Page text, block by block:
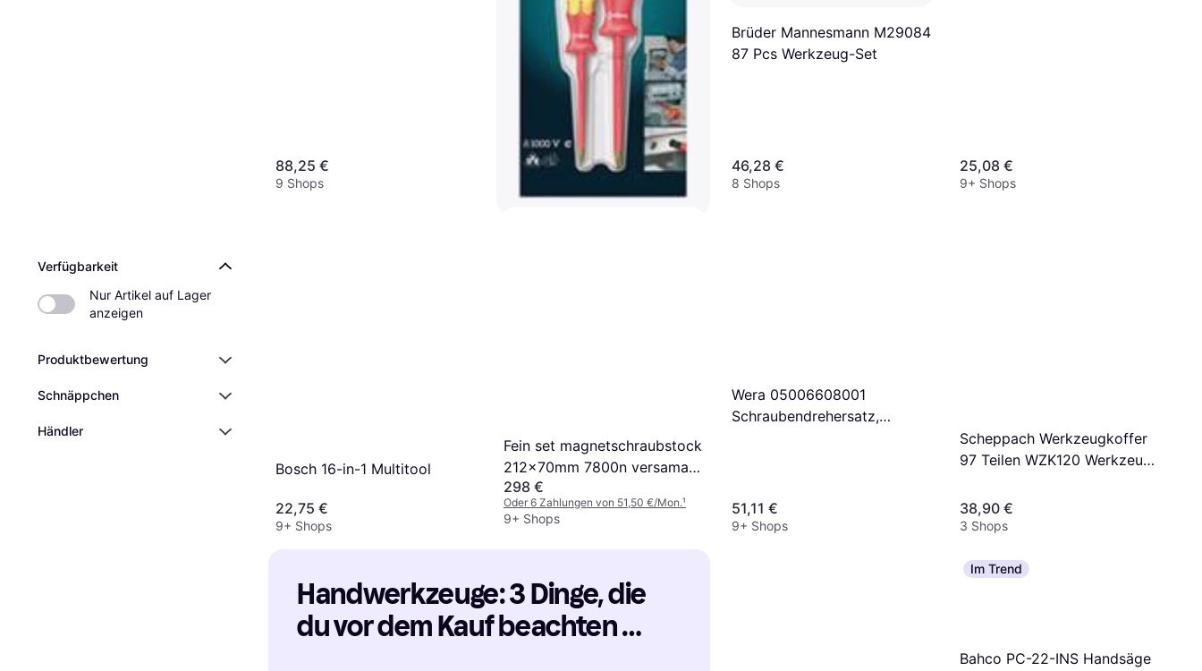
Verfügbarkeit
Nur Artikel auf Lager
anzeigen
Produktbewertung
Schnäppchen
Händler
88,25 €
9 Shops
Brüder Mannesmann M29084
87 Pcs Werkzeug-Set
46,28 €
8 Shops
25,08 €
9+ Shops
Bosch 16-in-1 Multitool
22,75 €
9+ Shops
Fein set magnetschraubstock
212x70mm 7800n versamag
90701003020
Schraubzwinge
298 €
Oder 6 Zahlungen von 51,50 €/Mon.¹
9+ Shops
Wera 05006608001
Schraubendrehersatz,
51,11 €
9+ Shops
Scheppach Werkzeugkoffer
97 Teilen WZK120 Werkzeug-
38,90 €
3 Shops
Im Trend
Bahco PC-22-INS Handsäge
Handwerkzeuge: 3 Dinge, die
du vor dem Kauf beachten